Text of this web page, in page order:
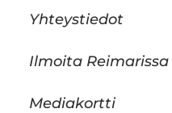
Yhteystiedot
Ilmoita Reimarissa
Mediakortti